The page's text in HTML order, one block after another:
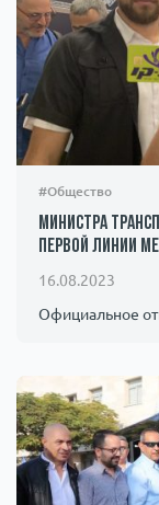
#Общество
Министра
первой линии
16.08.2023
Официальное